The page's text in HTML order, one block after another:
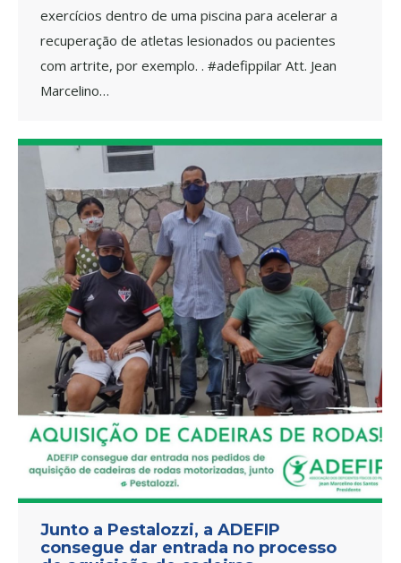
exercícios dentro de uma piscina para acelerar a
recuperação de atletas lesionados ou pacientes
com artrite, por exemplo. . #adefippilar Att. Jean
Marcelino…
Junto a Pestalozzi, a ADEFIP
consegue dar entrada no processo